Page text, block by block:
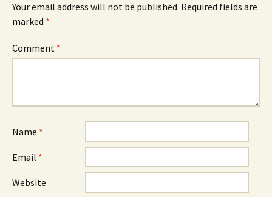
Your email address will not be published. Required fields are
marked *
Comment *
Name *
Email *
Website